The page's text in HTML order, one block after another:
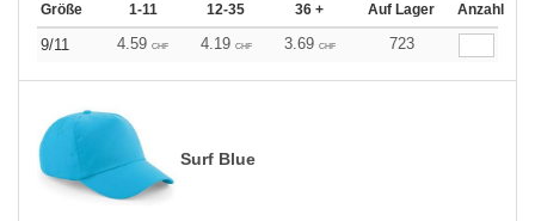
Größe 1-11 12-35 36 + Auf Lager Anzahl
9/11 4.59 CHF 4.19 CHF 3.69 CHF 723
Surf Blue